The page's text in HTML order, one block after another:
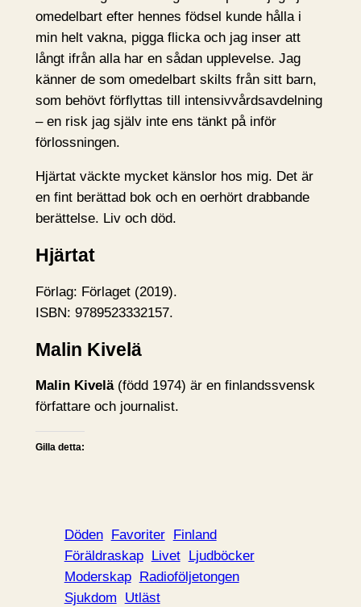
omedelbart efter hennes födsel kunde hålla i
min helt vakna, pigga flicka och jag inser att
långt ifrån alla har en sådan upplevelse. Jag
känner de som omedelbart skilts från sitt barn,
som behövt förflyttas till intensivvårdsavdelning
– en risk jag själv inte ens tänkt på inför
förlossningen.
Hjärtat väckte mycket känslor hos mig. Det är
en fint berättad bok och en oerhört drabbande
berättelse. Liv och död.
Hjärtat
Förlag: Förlaget (2019).
ISBN: 9789523332157.
Malin Kivelä
Malin Kivelä(född 1974) är en finlandssvensk
författare och journalist.
Gilla detta:
Döden Favoriter
Finland
Föräldraskap
Livet
Ljudböcker
Moderskap
Radioföljetongen
Sjukdom
Utläst